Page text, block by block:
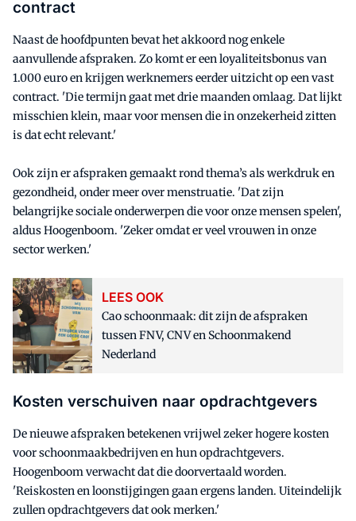
contract
Naast de hoofdpunten bevat het akkoord nog enkele
aanvullende afspraken. Zo komt er een loyaliteitsbonus van
1.000 euro en krijgen werknemers eerder uitzicht op een vast
contract. 'Die termijn gaat met drie maanden omlaag. Dat lijkt
misschien klein, maar voor mensen die in onzekerheid zitten
is dat echt relevant.'
Ook zijn er afspraken gemaakt rond thema’s als werkdruk en
gezondheid, onder meer over menstruatie. 'Dat zijn
belangrijke sociale onderwerpen die voor onze mensen spelen',
aldus Hoogenboom. 'Zeker omdat er veel vrouwen in onze
sector werken.'
LEES OOK
Cao schoonmaak: dit zijn de afspraken
tussen FNV, CNV en Schoonmakend
Nederland
Kosten verschuiven naar opdrachtgevers
De nieuwe afspraken betekenen vrijwel zeker hogere kosten
voor schoonmaakbedrijven en hun opdrachtgevers.
Hoogenboom verwacht dat die doorvertaald worden.
'Reiskosten en loonstijgingen gaan ergens landen. Uiteindelijk
zullen opdrachtgevers dat ook merken.'